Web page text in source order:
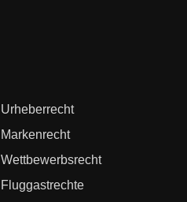
Urheberrecht
Markenrecht
Wettbewerbsrecht
Fluggastrechte